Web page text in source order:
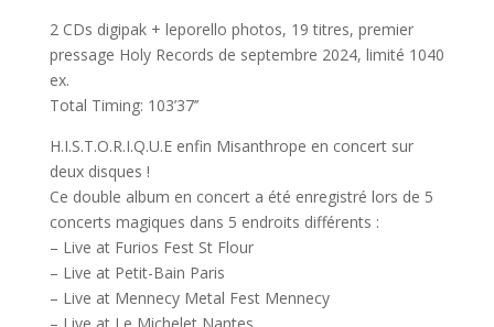
2 CDs digipak + leporello photos, 19 titres, premier
pressage Holy Records de septembre 2024, limité 1040
ex.
Total Timing: 103’37’’
H.I.S.T.O.R.I.Q.U.E enfin Misanthrope en concert sur
deux disques !
Ce double album en concert a été enregistré lors de 5
concerts magiques dans 5 endroits différents :
– Live at Furios Fest St Flour
– Live at Petit-Bain Paris
– Live at Mennecy Metal Fest Mennecy